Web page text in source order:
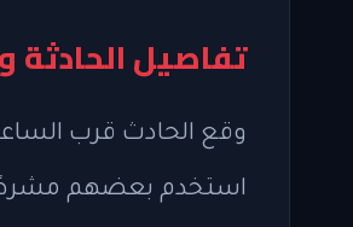
تفاصيل الحادثة
وقع الحادث قرب
استخدم بعضهم مشرطًا